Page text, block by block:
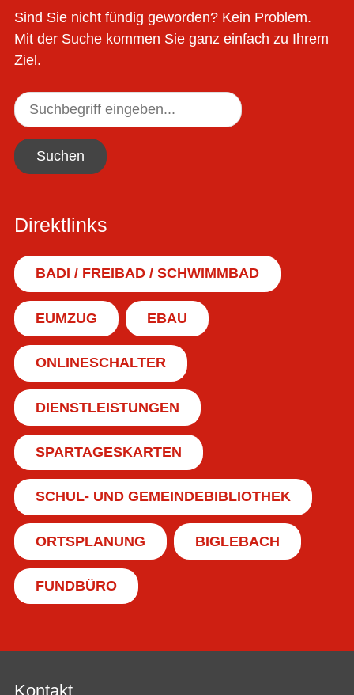
Direktlinks
BADI / FREIBAD / SCHWIMMBAD
EUMZUG EBAU
ONLINESCHALTER
DIENSTLEISTUNGEN
SPARTAGESKARTEN
SCHUL- UND GEMEINDEBIBLIOTHEK
ORTSPLANUNG BIGLEBACH
FUNDBÜRO
Sind Sie nicht fündig geworden? Kein Problem.
Mit der Suche kommen Sie ganz einfach zu Ihrem
Ziel.
Suchen
Kontakt